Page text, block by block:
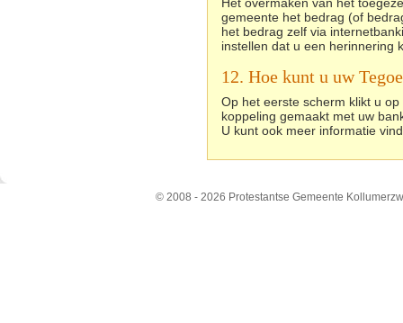
gemeente het bedrag (of
het bedrag zelf via
instellen dat u een herinnering
12. Hoe kunt u uw
Op het eerste scherm klikt u
koppeling gemaakt met uw
U kunt ook meer informatie
© 2008 - 2026 Protestantse Gemeente